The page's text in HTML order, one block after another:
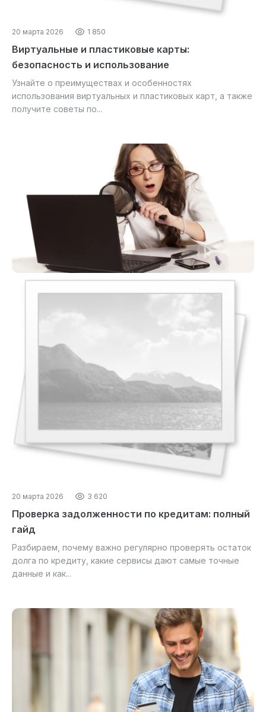
20 марта 2026 1 850
Виртуальные и пластиковые карты:
безопасность и использование
Узнайте о преимуществах и особенностях
использования виртуальных и пластиковых карт, а также
получите советы по...
20 марта 2026 3 620
Проверка задолженности по кредитам: полный
гайд
Разбираем, почему важно регулярно проверять остаток
долга по кредиту, какие сервисы дают самые точные
данные и как...